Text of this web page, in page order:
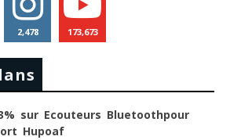
2,478 173,673
sur Ecouteurs Bluetoothpour
Hupoaf